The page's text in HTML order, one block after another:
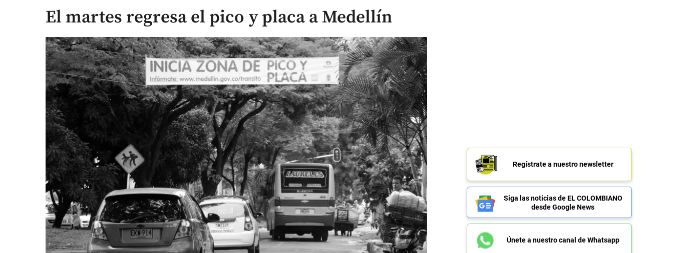
El martes regresa el pico y placa a Medellín
Regístrate a nuestro newsletter
Siga las noticias de EL COLOMBIANO
desde Google News
Únete a nuestro canal de Whatsapp